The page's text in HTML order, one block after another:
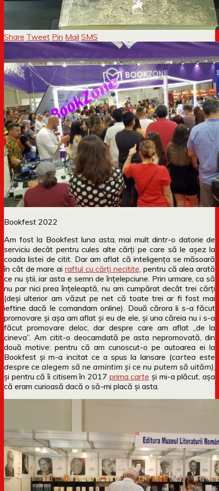
Share Tweet Pin Mail SMS
Bookfest 2022
Am fost la Bookfest luna asta, mai mult dintr-o datorie de
serviciu decât pentru cules alte cărți pe care să le așez la
coada listei de citit. Dar am aflat că inteligența se măsoară
în cât de mare ai raftul cu cărți necitite , pentru că alea arată
ce nu știi, iar asta e semn de înțelepciune. Prin urmare, ca să
nu par nici prea înțeleaptă, nu am cumpărat decât trei cărți
(deși ulterior am văzut pe net că toate trei ar fi fost mai
ieftine dacă le comandam online). Două cărora li s-a făcut
promovare și așa am aflat și eu de ele, și una căreia nu i s-a
făcut promovare deloc, dar despre care am aflat „de la
cineva”. Am citit-o deocamdată pe asta nepromovată, din
două motive: pentru că am cunoscut-o pe autoarea ei la
Bookfest și m-a incitat ce a spus la lansare (cartea este
despre ce alegem să ne amintim și ce nu putem să uităm)
și pentru că îi citisem în 2017 prima carte și mi-a plăcut, așa
că eram curioasă dacă o să-mi placă și asta.